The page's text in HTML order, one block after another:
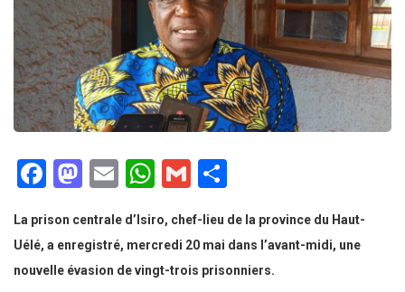
Facebook
Mastodon
EmailWhatsApp
Gmail
La prison centrale d’Isiro, chef-lieu de la province du Haut-
Uélé, a enregistré, mercredi 20 mai dans l’avant-midi, une
nouvelle évasion de vingt-trois prisonniers.